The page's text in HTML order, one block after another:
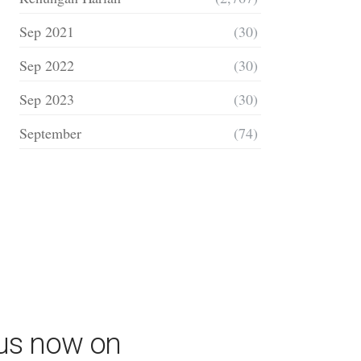
Sep 2021
(30)
Sep 2022
(30)
Sep 2023
(30)
September
(74)
now on